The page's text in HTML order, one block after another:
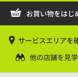
お買い物をはじ
サービスエリアを
他の店舗を見学